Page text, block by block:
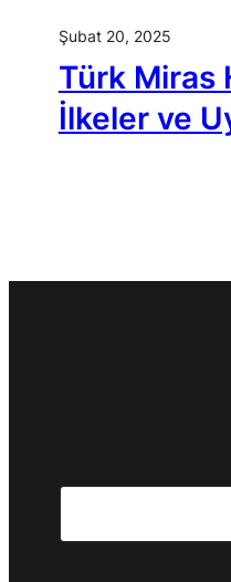
Şubat 20, 2025
Türk Miras
İlkeler ve